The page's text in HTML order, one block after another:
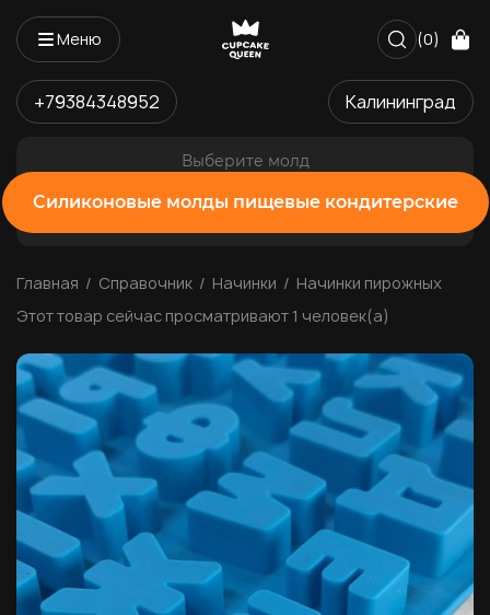
Меню
+79384348952 Калининград
(0)
Выберите молд
Силиконовые молды пищевые кондитерские
Главная Справочник Начинки
Начинки пирожных
Этот товар сейчас просматривают 1 человек(а)